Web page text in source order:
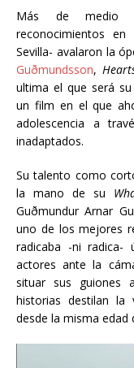
Más de medio
reconocimientos
Sevilla- avalaron la
Guðmundsson,
ultima el que será
un film en el que
adolescencia a
inadaptados.
Su talento como
la mano de su
Guðmundur Arnar
uno de los mejores
radicaba -ni radica-
actores ante la
situar sus guiones
historias destilan la
desde la misma edad